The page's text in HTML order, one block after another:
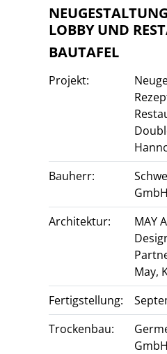
LOBBY UND
BAUTAFEL
Projekt:
Bauherr:
Architektur:
MAY
May,
Fertigstellung:
Trockenbau: